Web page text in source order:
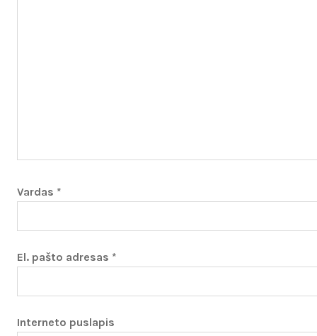
Vardas *
El. pašto adresas *
Interneto puslapis